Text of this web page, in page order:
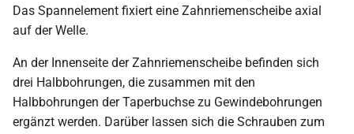
Das Spannelement fixiert eine Zahnriemenscheibe axial
auf der Welle.
An der Innenseite der Zahnriemenscheibe befinden sich
drei Halbbohrungen, die zusammen mit den
Halbbohrungen der Taperbuchse zu Gewindebohrungen
ergänzt werden. Darüber lassen sich die Schrauben zum